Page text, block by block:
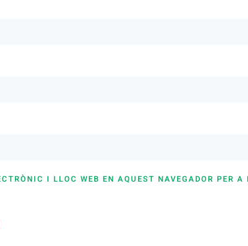
I LLOC WEB EN AQUEST NAVEGADOR PER